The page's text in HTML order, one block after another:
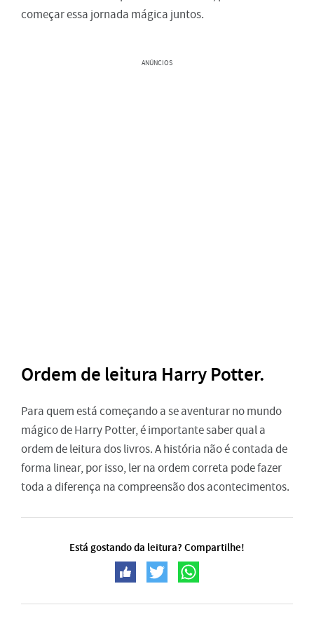
começar essa jornada mágica juntos.
ANÚNCIOS
Ordem de leitura Harry Potter.
Para quem está começando a se aventurar no mundo
mágico de Harry Potter, é importante saber qual a
ordem de leitura dos livros. A história não é contada de
forma linear, por isso, ler na ordem correta pode fazer
toda a diferença na compreensão dos acontecimentos.
Está gostando da leitura? Compartilhe!